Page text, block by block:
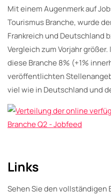
Mit einem Augenmerk auf
Tourismus Branche, wurde
Frankreich und Deutschland
Vergleich zum Vorjahr
diese Branche 8% (+1%
veröffentlichten
viel wie in Deutschland und
Links
Sehen Sie den vollständigen